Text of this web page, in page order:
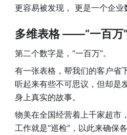
更容易被发现， 更是一个企业
多维表格 ——“一百万”
第二个数字是，“一百万”。
有一张表格，帮我们的客户省
听起来有些不可思议，但却是
身上真实的故事。
物美在全国经营着上千家超市
工作就是“巡检”，以此来确保